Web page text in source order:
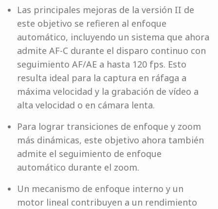
Las principales mejoras de la versión II de
este objetivo se refieren al enfoque
automático, incluyendo un sistema que ahora
admite AF-C durante el disparo continuo con
seguimiento AF/AE a hasta 120 fps. Esto
resulta ideal para la captura en ráfaga a
máxima velocidad y la grabación de vídeo a
alta velocidad o en cámara lenta.
Para lograr transiciones de enfoque y zoom
más dinámicas, este objetivo ahora también
admite el seguimiento de enfoque
automático durante el zoom.
Un mecanismo de enfoque interno y un
motor lineal contribuyen a un rendimiento